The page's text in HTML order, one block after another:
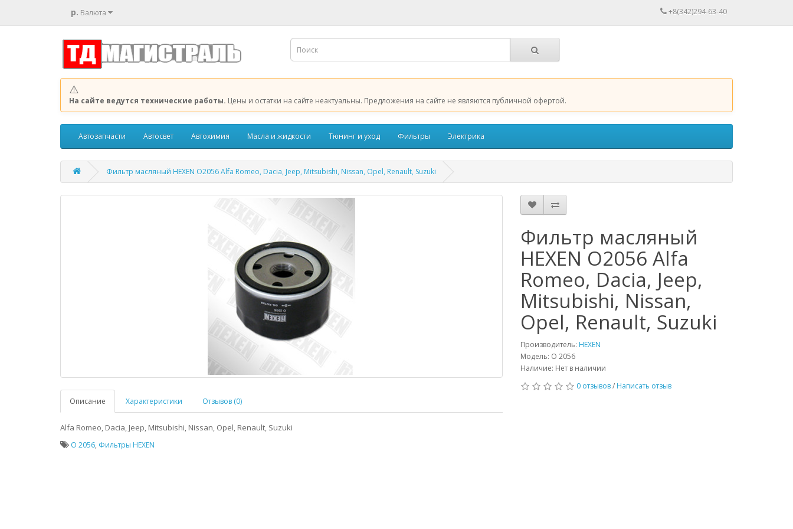
р. Валюта +8(342)294-63-40
⚠️
На сайте ведутся технические работы. Цены и остатки на сайте неактуальны. Предложения на сайте не являются публичной офертой.
Автозапчасти Автосвет Автохимия Масла и жидкости Тюнинг и уход Фильтры Электрика
Фильтр масляный HEXEN O2056 Alfa Romeo, Dacia, Jeep, Mitsubishi, Nissan, Opel, Renault, Suzuki
Описание Характеристики Отзывов (0)
Alfa Romeo, Dacia, Jeep, Mitsubishi, Nissan, Opel, Renault, Suzuki
Фильтр масляный
HEXEN O2056 Alfa
Romeo, Dacia, Jeep,
Mitsubishi, Nissan,
Opel, Renault, Suzuki
Производитель: HEXEN
Модель: O 2056
Наличие: Нет в наличии
0 отзывов/ Написать отзыв
O 2056, Фильтры HEXEN